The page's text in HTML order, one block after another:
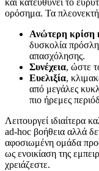
και κατευθύνει το
ορόσημα. Τα
Ανώτερη κρίση
δυσκολία
απασχόλησης.
Συνέχεια, ώστε
Ευελιξία,
από μεγάλες
πιο ήρεμες
Λειτουργεί ιδιαίτερα
ad-hoc βοήθεια αλλά
αφοσιωμένη ομάδα
ως ενοικίαση της
χρειάζεστε.